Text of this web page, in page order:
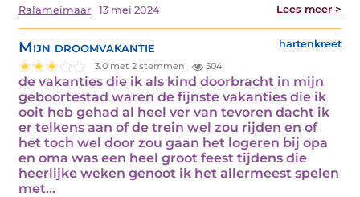
Ralameimaar 13 mei 2024 Lees meer >
Mijn droomvakantie hartenkreet
3.0 met 2 stemmen 504
de vakanties die ik als kind doorbracht in mijn
geboortestad waren de fijnste vakanties die ik
ooit heb gehad al heel ver van tevoren dacht ik
er telkens aan of de trein wel zou rijden en of
het toch wel door zou gaan het logeren bij opa
en oma was een heel groot feest tijdens die
heerlijke weken genoot ik het allermeest spelen
met…